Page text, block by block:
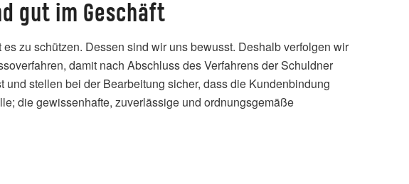
gut im Geschäft
zu schützen. Dessen sind wir uns bewusst. Deshalb verfolgen wir
damit nach Abschluss des Verfahrens der Schuldner
stellen bei der Bearbeitung sicher, dass die Kundenbindung
die gewissenhafte, zuverlässige und ordnungsgemäße